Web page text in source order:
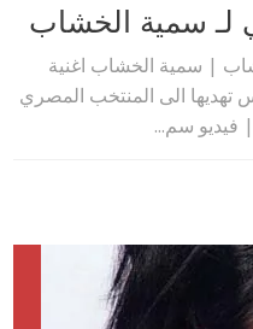
لـ سمية الخشاب
| سمية الخشاب اغنية
تهديها الى المنتخب المصري
فيديو سم...